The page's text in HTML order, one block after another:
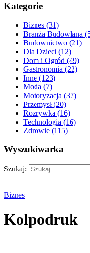
Kategorie
Biznes (31)
Branża Budowlana
Budownictwo (21)
Dla Dzieci (12)
Dom i Ogród (49)
Gastronomia (22)
Inne (123)
Moda (7)
Motoryzacja (37)
Przemysł (20)
Rozrywka (16)
Technologia (16)
Zdrowie (115)
Wyszukiwarka
Szukaj:
Biznes
Kolpodruk